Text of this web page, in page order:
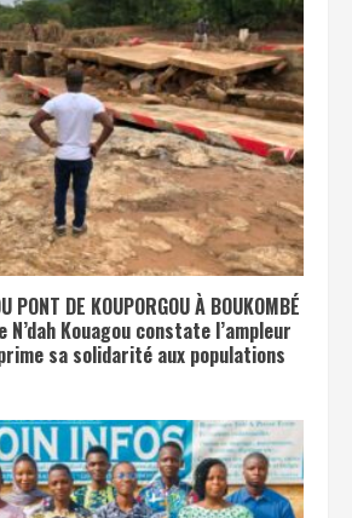
PONT DE KOUPORGOU À BOUKOMBÉ
N’dah Kouagou constate l’ampleur
sa solidarité aux populations